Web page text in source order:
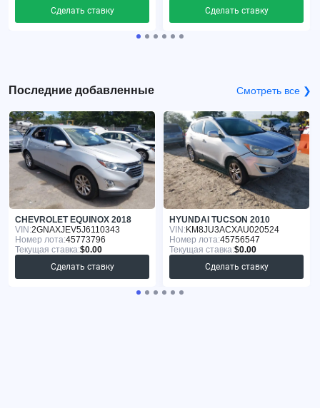
Сделать ставку
Сделать ставку
Последние добавленные Смотреть все ❯
CHEVROLET EQUINOX 2018
VIN:2GNAXJEV5J6110343
Номер лота:45773796
Текущая ставка:$0.00
Сделать ставку
HYUNDAI TUCSON 2010
VIN:KM8JU3ACXAU020524
Номер лота:45756547
Текущая ставка:$0.00
Сделать ставку